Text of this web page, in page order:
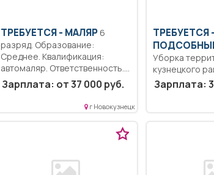
ТРЕБУЕТСЯ - МАЛЯР
разряд. Образование:
Среднее. Квалификация:
автомаляр. Ответственность..
Выполнение работы по
подготовке поверхности...
Зарплата: от 37 000 руб.
г Новокузнецк
ТРЕБУЕТСЯ -
Уборка
кузнецкого
рабочий
рабочая
Зарплата: